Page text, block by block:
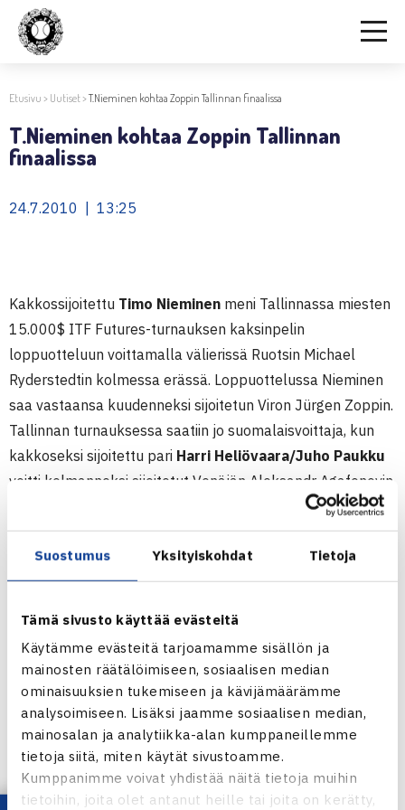
Suostumus Yksityiskohdat Tietoja
Tämä sivusto käyttää evästeitä
Käytämme evästeitä tarjoamamme sisällön ja
mainosten räätälöimiseen, sosiaalisen median
ominaisuuksien tukemiseen ja kävijämäärämme
analysoimiseen. Lisäksi jaamme sosiaalisen median,
mainosalan ja analytiikka-alan kumppaneillemme
tietoja siitä, miten käytät sivustoamme.
Kumppanimme voivat yhdistää näitä tietoja muihin
tietoihin, joita olet antanut heille tai joita on kerätty,
Etusivu > Uutiset>T.Nieminen kohtaa Zoppin Tallinnan finaalissa
T.Nieminen kohtaa Zoppin Tallinnan
finaalissa
24.7.2010 | 13:25
Kakkossijoitettu Timo Nieminen meni Tallinnassa miesten
15.000$ ITF Futures-turnauksen kaksinpelin
loppuotteluun voittamalla välierissä Ruotsin Michael
Ryderstedtin kolmessa erässä. Loppuottelussa Nieminen
saa vastaansa kuudenneksi sijoitetun Viron Jürgen Zoppin.
Tallinnan turnauksessa saatiin jo suomalaisvoittaja, kun
kakkoseksi sijoitettu pari Harri Heliövaara/Juho Paukku
voitti kolmanneksi sijoitetut Venäjän Aleksandr Agafonovin
Miesten 15.000$ ITF Futures-turnaus
17.-25.7.2020 Tallinna, Viro
Välieriä: Timo Nieminen (2.) – Michael Ryderstedt Ruotsi
26 64 64
Välieriä: Harri Heliövaara/Juho Paukku (2.) – Aleksandr
Agafonov Venäjä/Marcel Felderi Uruguay 63 62
Miesten ITF Futures-turnaus Tallinnassa